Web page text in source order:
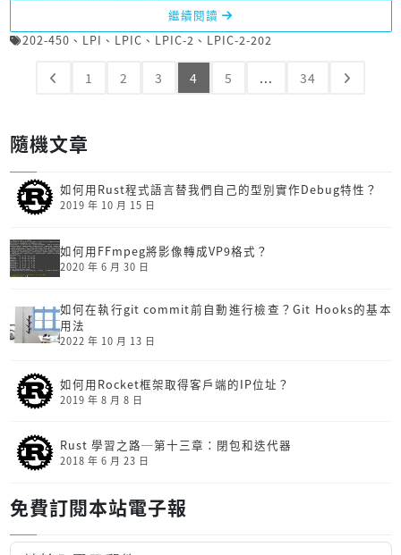
繼續閱讀
202-450 、 LPI 、 LPIC 、 LPIC-2 、 LPIC-2-202
1 2 3 4 5 ... 34
隨機文章
如何用Rust程式語言替我們自己的型別實作Debug特性？
2019 年 10 月 15 日
如何用FFmpeg將影像轉成VP9格式？
2020 年 6 月 30 日
如何在執行git commit前自動進行檢查？Git Hooks的基本
用法
2022 年 10 月 13 日
如何用Rocket框架取得客戶端的IP位址？
2019 年 8 月 8 日
Rust 學習之路─第十三章：閉包和迭代器
2018 年 6 月 23 日
免費訂閱本站電子報